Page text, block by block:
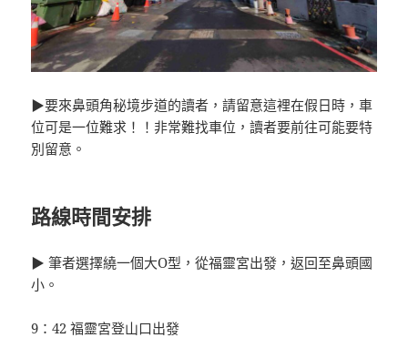
▶要來鼻頭角秘境步道的讀者，請留意這裡在假日時，車
位可是一位難求！！非常難找車位，讀者要前往可能要特
別留意。
路線時間安排
▶ 筆者選擇繞一個大O型，從福靈宮出發，返回至鼻頭國
小。
9：42 福靈宮登山口出發